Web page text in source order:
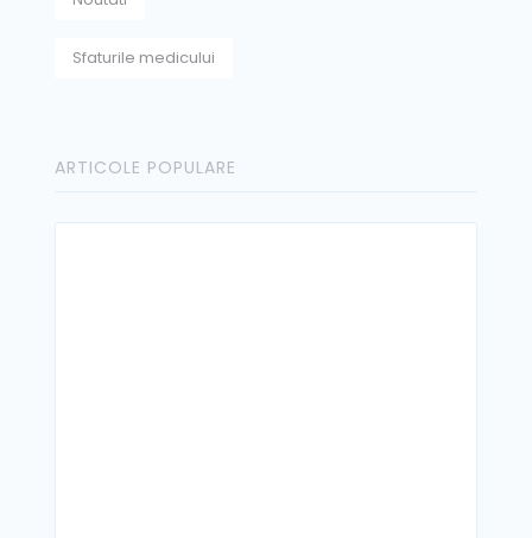
Sfaturile medicului
ARTICOLE POPULARE